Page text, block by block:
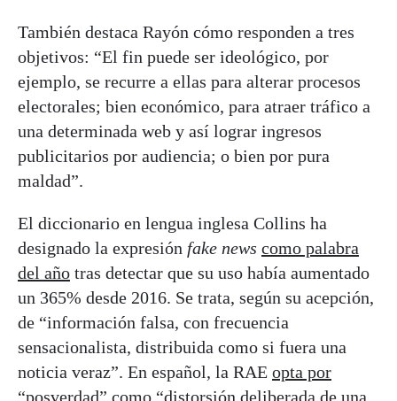
También destaca Rayón cómo responden a tres
objetivos: “El fin puede ser ideológico, por
ejemplo, se recurre a ellas para alterar procesos
electorales; bien económico, para atraer tráfico a
una determinada web y así lograr ingresos
publicitarios por audiencia; o bien por pura
maldad”.
El diccionario en lengua inglesa Collins ha
designado la expresión fake news como palabra
del año tras detectar que su uso había aumentado
un 365% desde 2016. Se trata, según su acepción,
de “información falsa, con frecuencia
sensacionalista, distribuida como si fuera una
noticia veraz”. En español, la RAE opta por
“posverdad” como “distorsión deliberada de una